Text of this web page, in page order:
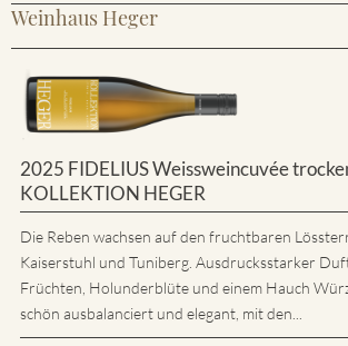
Weinhaus Heger
2025 FIDELIUS Weissweincuvée
KOLLEKTION HEGER
Die Reben wachsen auf den fruchtbaren
Kaiserstuhl und Tuniberg. Ausdrucksstarker
Früchten, Holunderblüte und einem Hauch
schön ausbalanciert und elegant, mit den...